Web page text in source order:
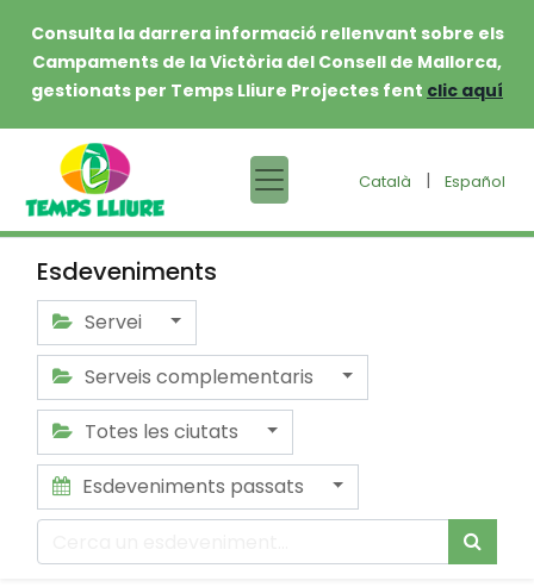
Consulta la darrera informació rellenvant sobre els
Campaments de la Victòria del Consell de Mallorca,
gestionats per Temps Lliure Projectes fent clic aquí
Català | Español
Esdeveniments
Servei
Serveis complementaris
Totes les ciutats
Esdeveniments passats